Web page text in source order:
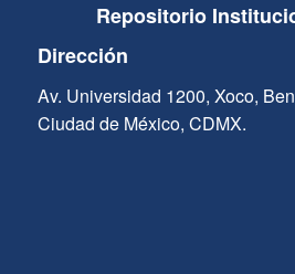
Repositorio
Dirección
Av. Universidad 1200, Xoco,
Ciudad de México, CDMX.